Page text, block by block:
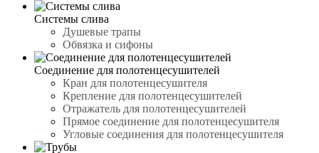
Системы слива
Душевые трапы
Обвязка и сифоны
Соединение для полотенцесушителей
Кран для полотенцесушителя
Крепление для полотенцесушителей
Отражатель для полотенцесушителей
Прямое соединение для полотенцесушителя
Угловые соединения для полотенцесушителя